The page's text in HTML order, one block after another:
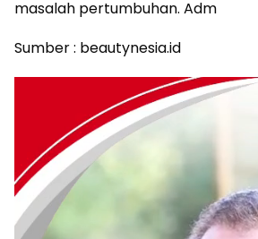
masalah pertumbuhan. Adm
Sumber : beautynesia.id